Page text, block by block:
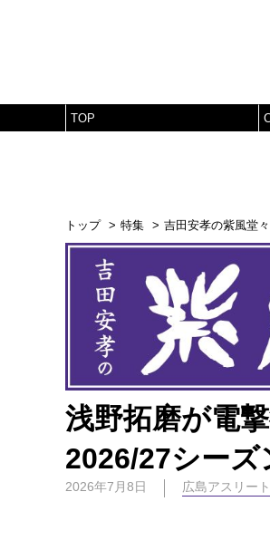
TOP
トップ 特集 吉田安孝の紫風堂
浅野拓磨が電
2026/27シー
2026年7月8日 広島アスリー